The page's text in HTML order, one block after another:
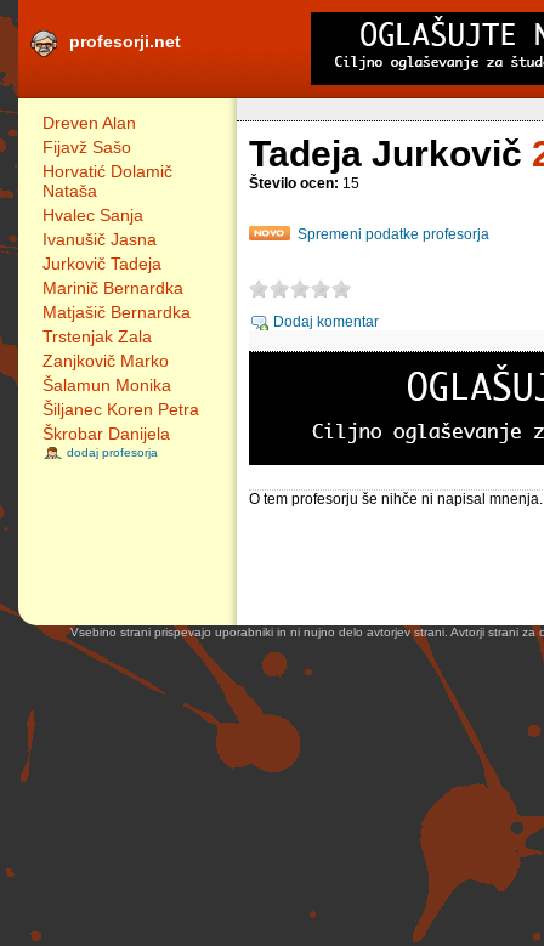
profesorji.net
Dreven Alan
Fijavž Sašo
Horvatić Dolamič
Nataša
Hvalec Sanja
Ivanušič Jasna
Jurkovič Tadeja
Marinič Bernardka
Matjašič Bernardka
Trstenjak Zala
Zanjkovič Marko
Šalamun Monika
Šiljanec Koren Petra
Škrobar Danijela
dodaj profesorja
Tadeja Jurkovič
Število ocen: 15
Spremeni podatke profesorja
Dodaj komentar
O tem profesorju še nihče ni napisal mnenja.
Vsebino strani prispevajo uporabniki in ni nujno delo avtorjev strani. Avtorji strani